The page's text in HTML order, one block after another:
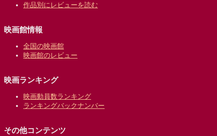
作品別にレビューを読む
映画館情報
全国の映画館
映画館のレビュー
映画ランキング
映画動員数ランキング
ランキングバックナンバー
その他コンテンツ